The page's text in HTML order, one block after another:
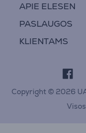
APIE ELESEN
PASLAUGOS
KLIENTAMS
Copyright © 2026